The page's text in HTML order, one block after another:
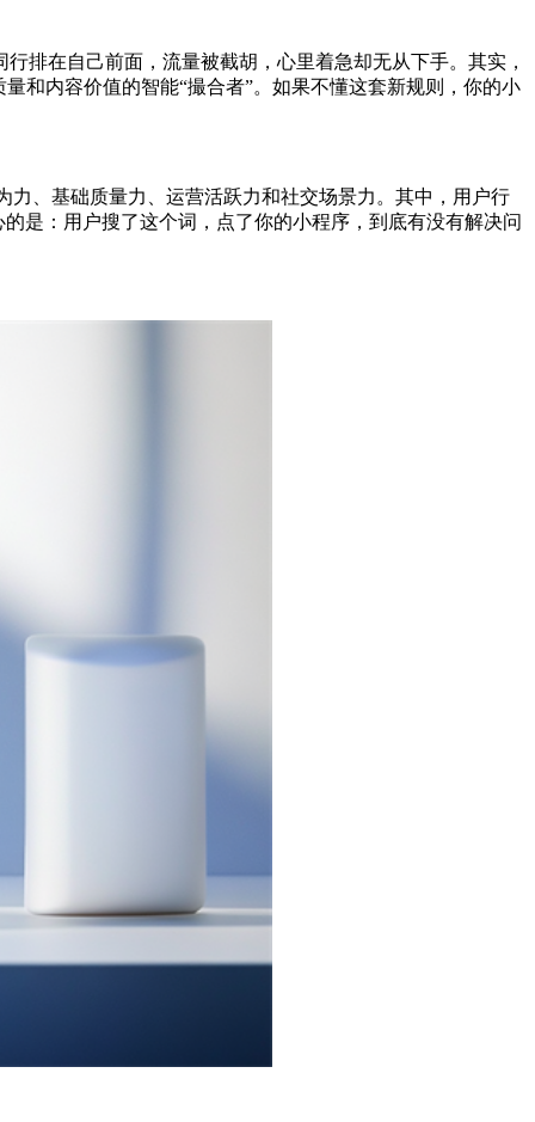
排在自己前面，流量被截胡，心里着急却无从下手。其实，
和内容价值的智能“撮合者”。如果不懂这套新规则，你的小
力、基础质量力、运营活跃力和社交场景力。其中，用户行
是：用户搜了这个词，点了你的小程序，到底有没有解决问